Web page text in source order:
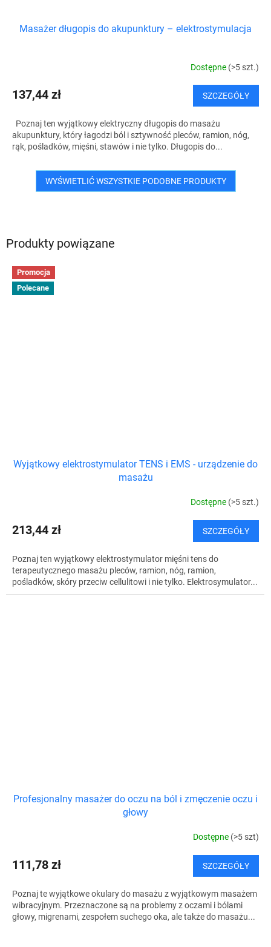
Produkty powiązane
Promocja
Polecane
Wyjątkowy elektrostymulator TENS i EMS - urządzenie do
masażu
Dostępne (>5 szt.)
213,44 zł SZCZEGÓŁY
Poznaj ten wyjątkowy elektrostymulator mięśni tens do
terapeutycznego masażu pleców, ramion, nóg, ramion,
pośladków, skóry przeciw cellulitowi i nie tylko. Elektrosymulator...
Profesjonalny masażer do oczu na ból i zmęczenie oczu i
głowy
Dostępne (>5 szt)
111,78 zł SZCZEGÓŁY
Poznaj te wyjątkowe okulary do masażu z wyjątkowym masażem
wibracyjnym. Przeznaczone są na problemy z oczami i bólami
głowy, migrenami, zespołem suchego oka, ale także do masażu...
Masażer długopis do akupunktury – elektrostymulacja
Dostępne (>5 szt.)
137,44 zł SZCZEGÓŁY
Poznaj ten wyjątkowy elektryczny długopis do masażu
akupunktury, który łagodzi ból i sztywność pleców, ramion, nóg,
rąk, pośladków, mięśni, stawów i nie tylko. Długopis do...
WYŚWIETLIĆ WSZYSTKIE PODOBNE PRODUKTY